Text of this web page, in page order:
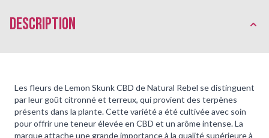
Description
Les fleurs de Lemon Skunk CBD de Natural Rebel se distinguent
par leur goût citronné et terreux, qui provient des terpènes
présents dans la plante. Cette variété a été cultivée avec soin
pour offrir une teneur élevée en CBD et un arôme intense. La
marque attache une grande importance à la qualité supérieure à